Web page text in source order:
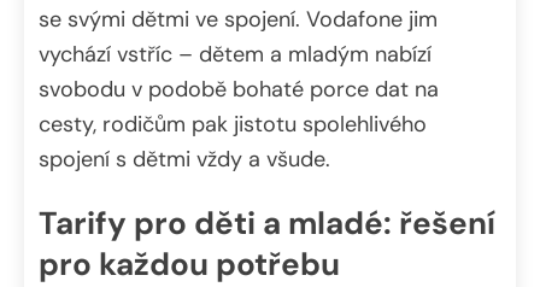
se svými dětmi ve spojení. Vodafone jim
vychází vstříc – dětem a mladým nabízí
svobodu v podobě bohaté porce dat na
cesty, rodičům pak jistotu spolehlivého
spojení s dětmi vždy a všude.
Tarify pro děti a mladé: řešení
pro každou potřebu